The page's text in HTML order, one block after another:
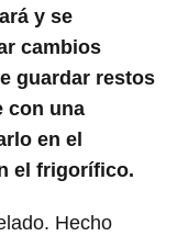
y se
cambios
guardar restos
con una
en el
el frigorífico.
Hecho